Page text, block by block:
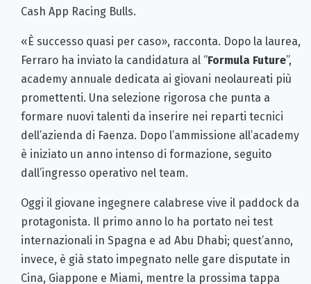
Cash App Racing Bulls.
«È successo quasi per caso», racconta. Dopo la laurea,
Ferraro ha inviato la candidatura al “Formula Future”,
academy annuale dedicata ai giovani neolaureati più
promettenti. Una selezione rigorosa che punta a
formare nuovi talenti da inserire nei reparti tecnici
dell’azienda di Faenza. Dopo l’ammissione all’academy
è iniziato un anno intenso di formazione, seguito
dall’ingresso operativo nel team.
Oggi il giovane ingegnere calabrese vive il paddock da
protagonista. Il primo anno lo ha portato nei test
internazionali in Spagna e ad Abu Dhabi; quest’anno,
invece, è già stato impegnato nelle gare disputate in
Cina, Giappone e Miami, mentre la prossima tappa